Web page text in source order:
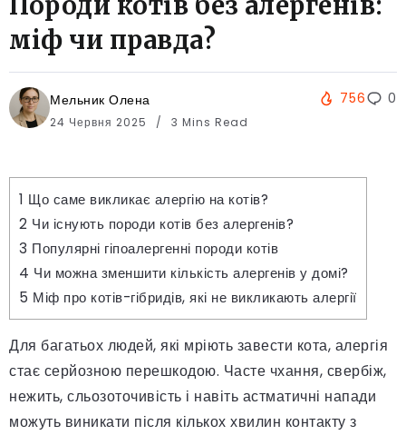
міф чи правда?
Мельник Олена
24 Червня 2025 3 Mins Read
756 0
1 Що саме викликає алергію на котів?
2 Чи існують породи котів без алергенів?
3 Популярні гіпоалергенні породи котів
4 Чи можна зменшити кількість алергенів у домі?
5 Міф про котів-гібридів, які не викликають алергії
Для багатьох людей, які мріють завести кота, алергія
стає серйозною перешкодою. Часте чхання, свербіж,
нежить, сльозоточивість і навіть астматичні напади
можуть виникати після кількох хвилин контакту з